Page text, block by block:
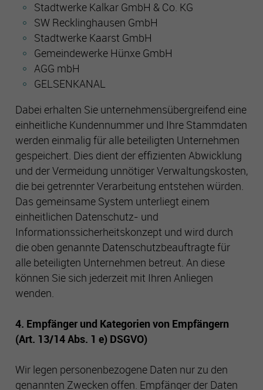
Stadtwerke Kalkar GmbH & Co. KG
SW Recklinghausen GmbH
Stadtwerke Kaarst GmbH
Gemeindewerke Hünxe GmbH
AGG mbH
GELSENKANAL
Dabei erhalten Sie unternehmensübergreifend eine
einheitliche Kundennummer und Ihre Stammdaten
werden einmalig für alle beteiligten Unternehmen
gespeichert. Dies dient der effizienten Abwicklung
und der Vermeidung unnötiger Verwaltungskosten,
die bei getrennter Verarbeitung entstehen würden.
Das gemeinsame System unterliegt einem
einheitlichen Datenschutz- und
Informationssicherheitskonzept und wird durch
die oben genannte Datenschutzbeauftragte für
alle beteiligten Unternehmen betreut. An diese
können Sie sich jederzeit mit Ihren Anliegen
wenden.
4. Empfänger und Kategorien von Empfängern
(Art. 13/14 Abs. 1 e) DSGVO)
Wir legen personenbezogene Daten nur zu den
genannten Zwecken offen. Empfänger der Daten